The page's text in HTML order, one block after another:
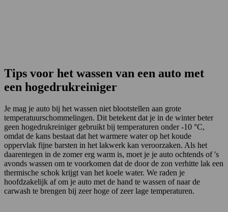
Tips voor het wassen van een auto met
een hogedrukreiniger
Je mag je auto bij het wassen niet blootstellen aan grote
temperatuurschommelingen. Dit betekent dat je in de winter beter
geen hogedrukreiniger gebruikt bij temperaturen onder -10 °C,
omdat de kans bestaat dat het warmere water op het koude
oppervlak fijne barsten in het lakwerk kan veroorzaken. Als het
daarentegen in de zomer erg warm is, moet je je auto ochtends of 's
avonds wassen om te voorkomen dat de door de zon verhitte lak een
thermische schok krijgt van het koele water. We raden je
hoofdzakelijk af om je auto met de hand te wassen of naar de
carwash te brengen bij zeer hoge of zeer lage temperaturen.